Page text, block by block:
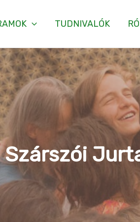
TUDNIVALÓK
Szárszói